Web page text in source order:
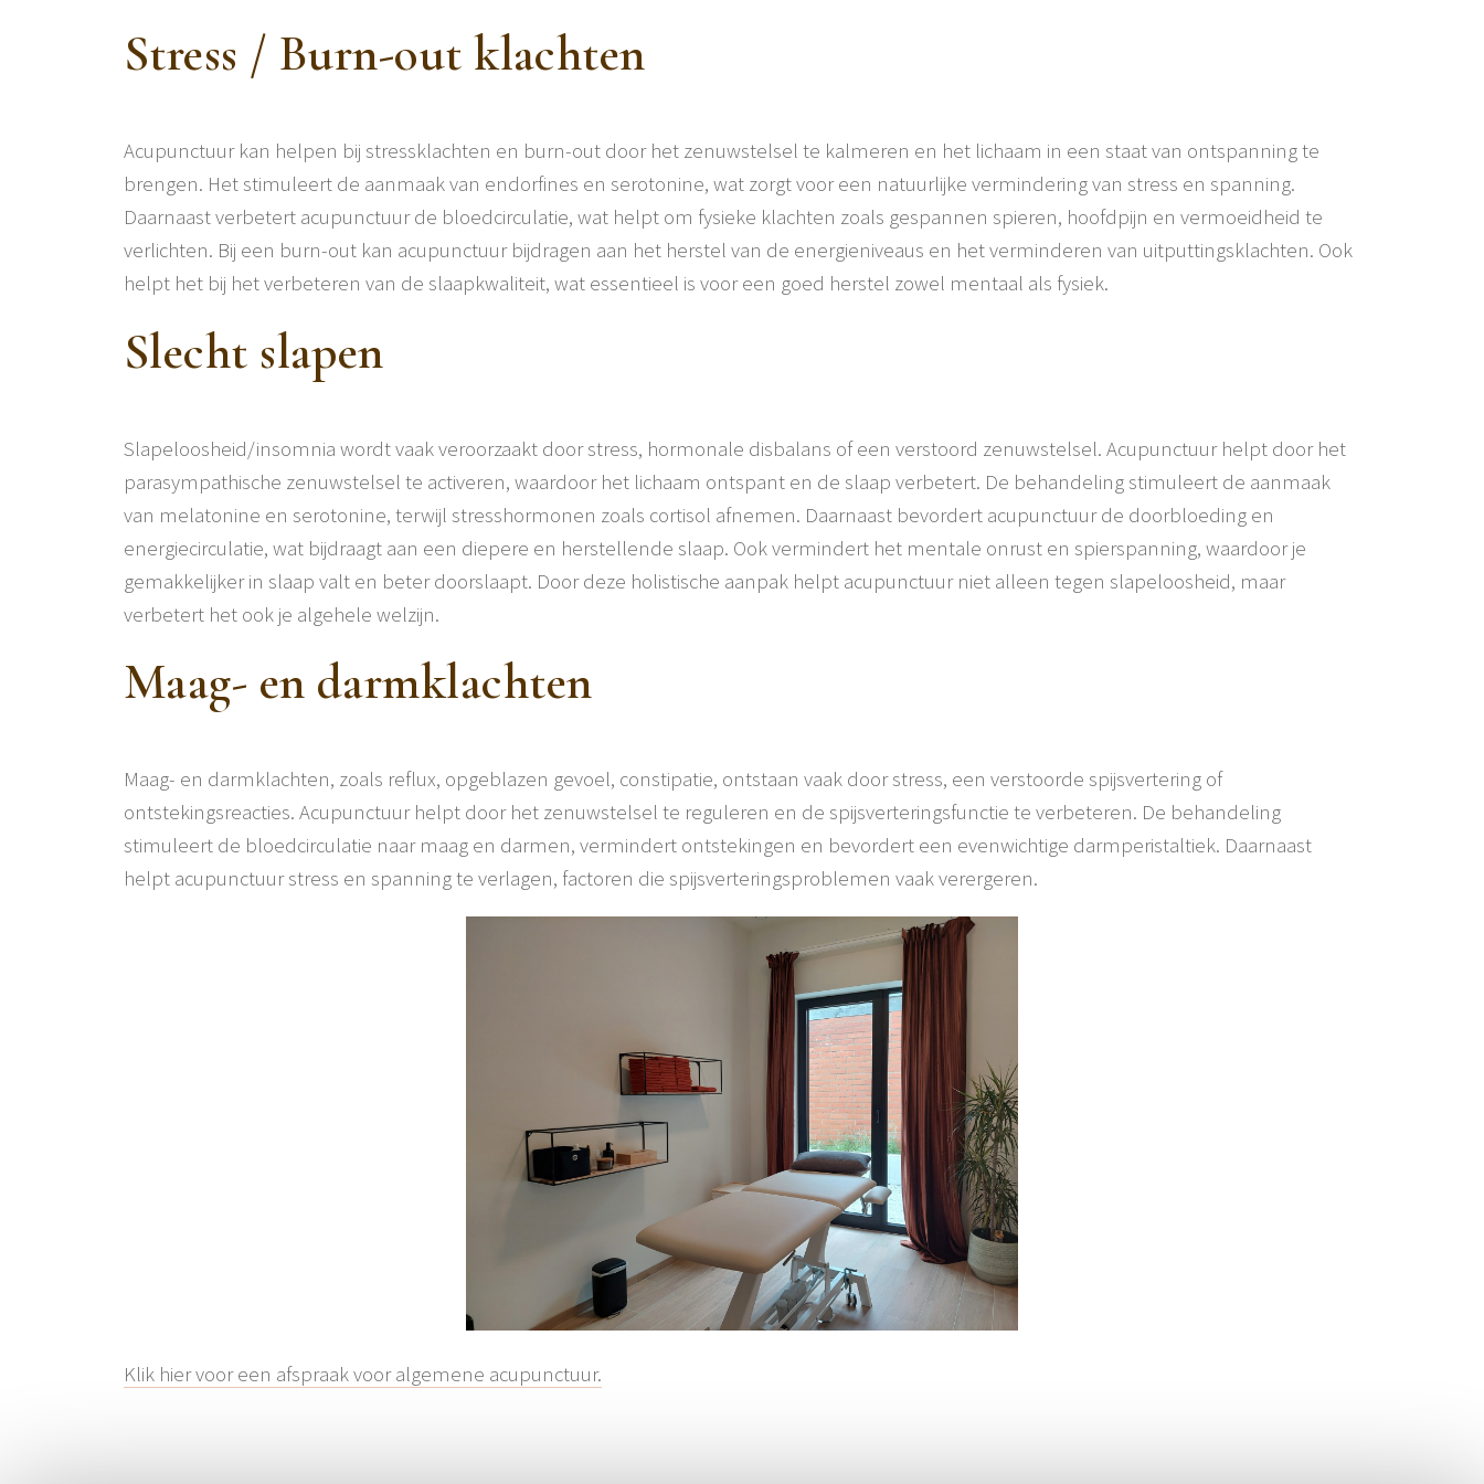
Stress / Burn-out klachten
Acupunctuur kan helpen bij stressklachten en burn-out door het zenuwstelsel te kalmeren en het lichaam in een staat van ontspanning te
brengen. Het stimuleert de aanmaak van endorfines en serotonine, wat zorgt voor een natuurlijke vermindering van stress en spanning.
Daarnaast verbetert acupunctuur de bloedcirculatie, wat helpt om fysieke klachten zoals gespannen spieren, hoofdpijn en vermoeidheid te
verlichten. Bij een burn-out kan acupunctuur bijdragen aan het herstel van de energieniveaus en het verminderen van uitputtingsklachten. Ook
helpt het bij het verbeteren van de slaapkwaliteit, wat essentieel is voor een goed herstel zowel mentaal als fysiek.
Slecht slapen
Slapeloosheid/insomnia wordt vaak veroorzaakt door stress, hormonale disbalans of een verstoord zenuwstelsel. Acupunctuur helpt door het
parasympathische zenuwstelsel te activeren, waardoor het lichaam ontspant en de slaap verbetert. De behandeling stimuleert de aanmaak
van melatonine en serotonine, terwijl stresshormonen zoals cortisol afnemen. Daarnaast bevordert acupunctuur de doorbloeding en
energiecirculatie, wat bijdraagt aan een diepere en herstellende slaap. Ook vermindert het mentale onrust en spierspanning, waardoor je
gemakkelijker in slaap valt en beter doorslaapt. Door deze holistische aanpak helpt acupunctuur niet alleen tegen slapeloosheid, maar
verbetert het ook je algehele welzijn.
Maag- en darmklachten
Maag- en darmklachten, zoals reflux, opgeblazen gevoel, constipatie, ontstaan vaak door stress, een verstoorde spijsvertering of
ontstekingsreacties. Acupunctuur helpt door het zenuwstelsel te reguleren en de spijsverteringsfunctie te verbeteren. De behandeling
stimuleert de bloedcirculatie naar maag en darmen, vermindert ontstekingen en bevordert een evenwichtige darmperistaltiek. Daarnaast
helpt acupunctuur stress en spanning te verlagen, factoren die spijsverteringsproblemen vaak verergeren.
Klik hier voor een afspraak voor algemene acupunctuur.